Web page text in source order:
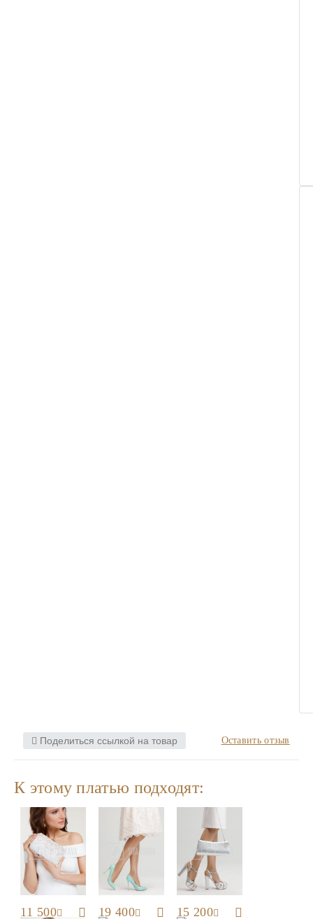
Поделиться ссылкой на товар Оставить отзыв
К этому платью подходят:
11 500 19 400 15 200